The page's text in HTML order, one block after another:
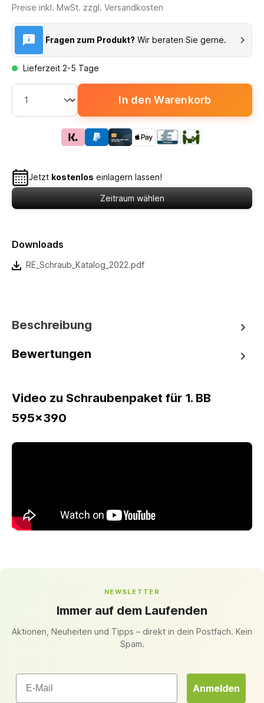
Preise inkl. MwSt. zzgl. Versandkosten
Fragen zum Produkt? Wir beraten Sie gerne.
Lieferzeit 2-5 Tage
In den Warenkorb
Jetzt kostenlos einlagern lassen!
Zeitraum wählen
Downloads
RE_Schraub_Katalog_2022.pdf
Beschreibung
Bewertungen
Video zu Schraubenpaket für 1. BB
595x390
NEWSLETTER
Immer auf dem Laufenden
Aktionen, Neuheiten und Tipps – direkt in dein Postfach. Kein
Spam.
Email
Anmelden